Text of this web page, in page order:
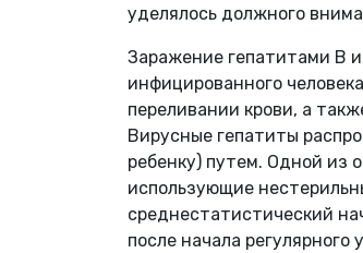
уделялось должного
Заражение гепатитами B
инфицированного
переливании крови, а
Вирусные гепатиты
ребенку) путем. Одной из
использующие
среднестатистический
после начала